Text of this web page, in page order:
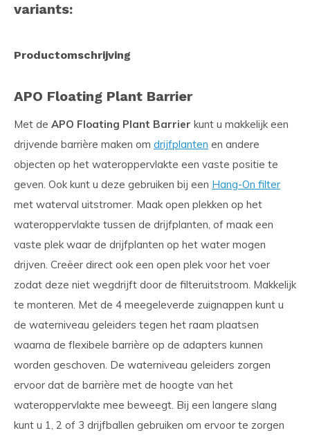
variants:
Productomschrijving
APO Floating Plant Barrier
Met de APO Floating Plant Barrier kunt u makkelijk een
drijvende barrière maken om drijfplanten en andere
objecten op het wateroppervlakte een vaste positie te
geven. Ook kunt u deze gebruiken bij een Hang-On filter
met waterval uitstromer. Maak open plekken op het
wateroppervlakte tussen de drijfplanten, of maak een
vaste plek waar de drijfplanten op het water mogen
drijven. Creëer direct ook een open plek voor het voer
zodat deze niet wegdrijft door de filteruitstroom. Makkelijk
te monteren. Met de 4 meegeleverde zuignappen kunt u
de waterniveau geleiders tegen het raam plaatsen
waarna de flexibele barrière op de adapters kunnen
worden geschoven. De waterniveau geleiders zorgen
ervoor dat de barrière met de hoogte van het
wateroppervlakte mee beweegt. Bij een langere slang
kunt u 1, 2 of 3 drijfballen gebruiken om ervoor te zorgen